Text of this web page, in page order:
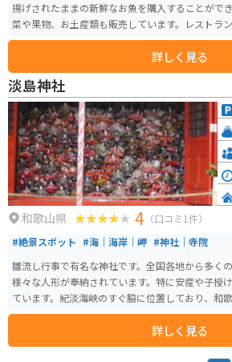
揚げされたままの新鮮なお魚を購入することができます。 魚介以外
菜や果物、お土産類も販売しています。レストラ
魚料理などをメインに楽しむことができます。
詳しく見る
淡島神社
和歌山県 4 （口コミ1件）
#絶景スポット #海｜海岸｜岬 #神社｜寺院
雛流し行事で有名な神社です。全国各地から多く
様々な人形が奉納されています。特に安産や子授
ています。紀淡海峡のすぐ脇に位置しており、和
㎞ほどです。
詳しく見る